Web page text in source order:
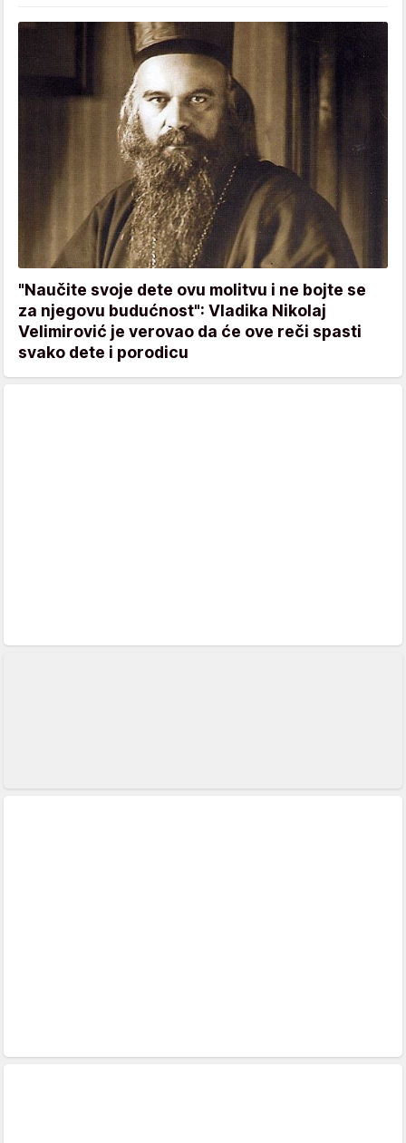
"Naučite svoje dete ovu molitvu i ne bojte se
za njegovu budućnost": Vladika Nikolaj
Velimirović je verovao da će ove reči spasti
svako dete i porodicu